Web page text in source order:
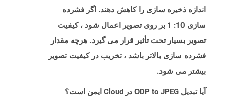
اندازه ذخیره سازی را کاهش دهند. اگر فشرده
سازی 10: 1 بر روی تصویر اعمال شود ، کیفیت
تصویر بسیار تحت تأثیر قرار می گیرد. هرچه مقدار
فشرده سازی بالاتر باشد ، تخریب در کیفیت تصویر
بیشتر می شود.
آیا تبدیل ODP to JPEG در Cloud ایمن است؟